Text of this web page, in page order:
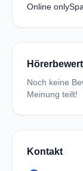
Online only
Noch keine
Meinung teilt!
Kontakt